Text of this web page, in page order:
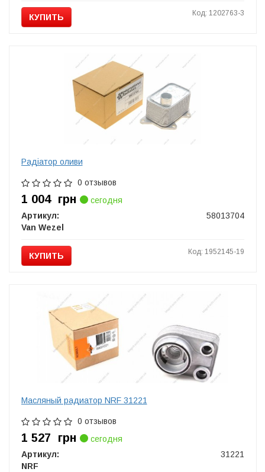
КУПИТЬ Код: 1202763-3
Радіатор оливи
0 отзывов
1 004 грн
сегодня
Артикул:
58013704
Van Wezel
КУПИТЬ Код: 1952145-19
Масляный радиатор NRF 31221
0 отзывов
1 527 грн
сегодня
Артикул:
31221
NRF